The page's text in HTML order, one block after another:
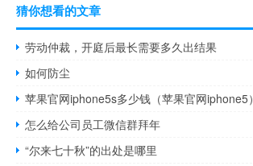
猜你想看的文章
劳动仲裁，开庭后最长需要多久出结果
如何防尘
苹果官网iphone5s多少钱（苹果官网iphone5）
怎么给公司员工微信群拜年
“尔来七十秋”的出处是哪里